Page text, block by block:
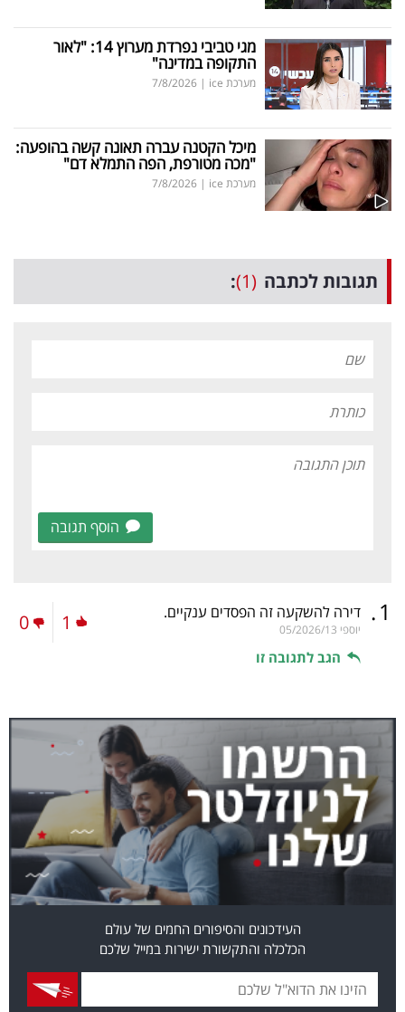
מגי טביבי נפרדת מערוץ 14: "לאור
התקופה במדינה"
מערכת ice |
7/8/2026
מיכל הקטנה עברה תאונה קשה בהופעה:
"מכה מטורפת, הפה התמלא דם"
מערכת ice |
7/8/2026
תגובות לכתבה (1)
:
הוסף תגובה
1
. דירה להשקעה זה הפסדים ענקיים.
יוספי 05/2026/13
הגב לתגובה זו
1
0
העידכונים והסיפורים החמים של עולם
הכלכלה והתקשורת ישירות במייל שלכם